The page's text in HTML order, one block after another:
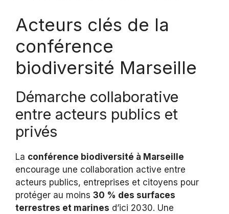
Acteurs clés de la
conférence
biodiversité Marseille
Démarche collaborative
entre acteurs publics et
privés
La conférence biodiversité à Marseille
encourage une collaboration active entre
acteurs publics, entreprises et citoyens pour
protéger au moins 30 % des surfaces
terrestres et marines d’ici 2030. Une